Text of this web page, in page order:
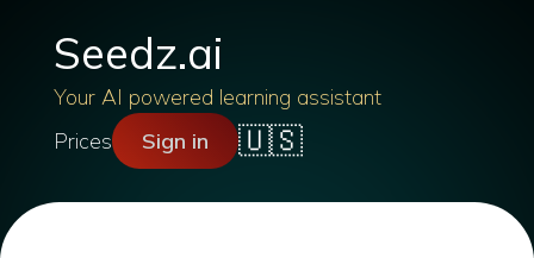
Seedz.ai
Your AI powered learning assistant
Prices
Sign in 🇺🇸